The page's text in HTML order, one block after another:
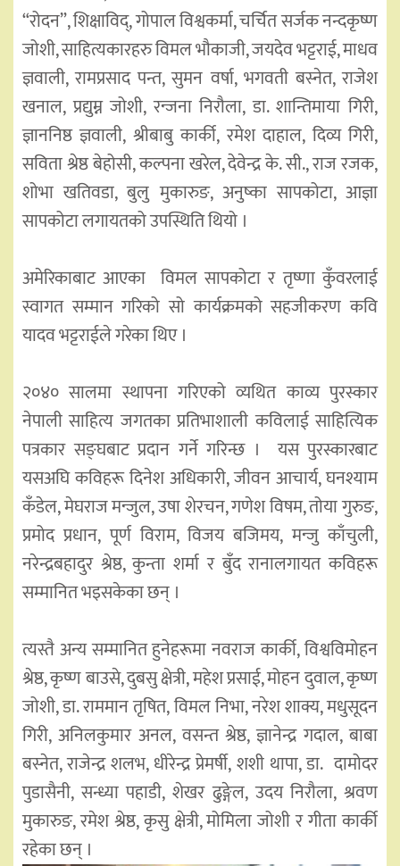
“रोदन”, शिक्षाविद्, गोपाल विश्वकर्मा, चर्चित सर्जक नन्दकृष्ण
जोशी, साहित्यकारहरु विमल भौकाजी, जयदेव भट्टराई, माधव
ज्ञवाली, रामप्रसाद पन्त, सुमन वर्षा, भगवती बस्नेत, राजेश
खनाल, प्रद्युम्न जोशी, रन्जना निरौला, डा. शान्तिमाया गिरी,
ज्ञाननिष्ठ ज्ञवाली, श्रीबाबु कार्की, रमेश दाहाल, दिव्य गिरी,
सविता श्रेष्ठ बेहोसी, कल्पना खरेल, देवेन्द्र के. सी., राज रजक,
शोभा खतिवडा, बुलु मुकारुङ, अनुष्का सापकोटा, आज्ञा
सापकोटा लगायतको उपस्थिति थियो ।
अमेरिकाबाट आएका विमल सापकोटा र तृष्णा कुँवरलाई
स्वागत सम्मान गरिको सो कार्यक्रमको सहजीकरण कवि
यादव भट्टराईले गरेका थिए ।
२०४० सालमा स्थापना गरिएको व्यथित काव्य पुरस्कार
नेपाली साहित्य जगतका प्रतिभाशाली कविलाई साहित्यिक
पत्रकार सङ्घबाट प्रदान गर्ने गरिन्छ । यस पुरस्कारबाट
यसअघि कविहरू दिनेश अधिकारी, जीवन आचार्य, घनश्याम
कँडेल, मेघराज मन्जुल, उषा शेरचन, गणेश विषम, तोया गुरुङ,
प्रमोद प्रधान, पूर्ण विराम, विजय बजिमय, मन्जु काँचुली,
नरेन्द्रबहादुर श्रेष्ठ, कुन्ता शर्मा र बुँद रानालगायत कविहरू
सम्मानित भइसकेका छन् ।
त्यस्तै अन्य सम्मानित हुनेहरूमा नवराज कार्की, विश्वविमोहन
श्रेष्ठ, कृष्ण बाउसे, दुबसु क्षेत्री, महेश प्रसाई, मोहन दुवाल, कृष्ण
जोशी, डा. राममान तृषित, विमल निभा, नरेश शाक्य, मधुसूदन
गिरी, अनिलकुमार अनल, वसन्त श्रेष्ठ, ज्ञानेन्द्र गदाल, बाबा
बस्नेत, राजेन्द्र शलभ, धीरेन्द्र प्रेमर्षी, शशी थापा, डा. दामोदर
पुडासैनी, सन्ध्या पहाडी, शेखर ढुङ्गेल, उदय निरौला, श्रवण
मुकारुङ, रमेश श्रेष्ठ, कृसु क्षेत्री, मोमिला जोशी र गीता कार्की
रहेका छन् ।